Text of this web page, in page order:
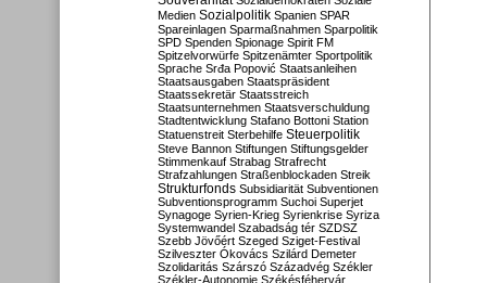
Medien Sozialpolitik Spanien SPAR
Spareinlagen Sparmaßnahmen Sparpolitik
SPD Spenden Spionage Spirit FM
Spitzelvorwürfe Spitzenämter Sportpolitik
Sprache Srđa Popović Staatsanleihen
Staatsausgaben Staatspräsident
Staatssekretär Staatsstreich
Staatsunternehmen Staatsverschuldung
Stadtentwicklung Stafano Bottoni Station
Statuenstreit Sterbehilfe Steuerpolitik
Steve Bannon Stiftungen Stiftungsgelder
Stimmenkauf Strabag Strafrecht
Strafzahlungen Straßenblockaden Streik
Strukturfonds Subsidiarität Subventionen
Subventionsprogramm Suchoi Superjet
Synagoge Syrien-Krieg Syrienkrise Syriza
Systemwandel Szabadság tér SZDSZ
Szebb Jövőért Szeged Sziget-Festival
Szilveszter Ókovács Szilárd Demeter
Szolidaritás Szárszó Századvég Székler
Székler-Autonomie Székésféhervár